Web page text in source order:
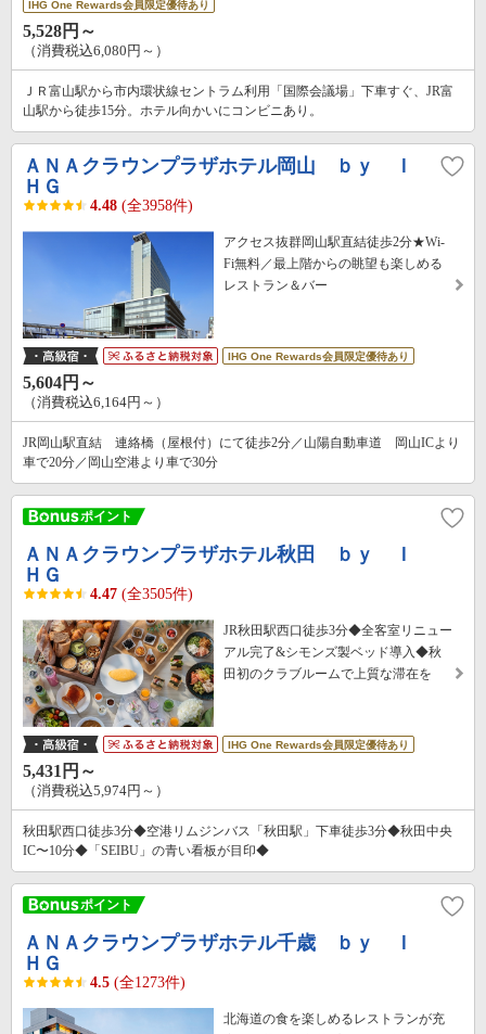
IHG One Rewards会員限定優待あり
5,528円～
（消費税込6,080円～）
ＪＲ富山駅から市内環状線セントラム利用「国際会議場」下車すぐ、JR富
山駅から徒歩15分。ホテル向かいにコンビニあり。
ＡＮＡクラウンプラザホテル岡山 ｂｙ Ｉ
ＨＧ
4.48 (全3958件)
アクセス抜群岡山駅直結徒歩2分★Wi-
Fi無料／最上階からの眺望も楽しめる
レストラン＆バー
IHG One Rewards会員限定優待あり
5,604円～
（消費税込6,164円～）
JR岡山駅直結 連絡橋（屋根付）にて徒歩2分／山陽自動車道 岡山ICより
車で20分／岡山空港より車で30分
ＡＮＡクラウンプラザホテル秋田 ｂｙ Ｉ
ＨＧ
4.47 (全3505件)
JR秋田駅西口徒歩3分◆全客室リニュー
アル完了&シモンズ製ベッド導入◆秋
田初のクラブルームで上質な滞在を
IHG One Rewards会員限定優待あり
5,431円～
（消費税込5,974円～）
秋田駅西口徒歩3分◆空港リムジンバス「秋田駅」下車徒歩3分◆秋田中央
IC〜10分◆「SEIBU」の青い看板が目印◆
ＡＮＡクラウンプラザホテル千歳 ｂｙ Ｉ
ＨＧ
4.5 (全1273件)
北海道の食を楽しめるレストランが充